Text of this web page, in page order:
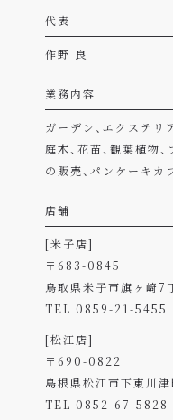
代表
作野 良
業務内容
ガーデン、エクステリ
庭木、花苗、観葉植物
の販売、 パンケーキカ
店舗
[米子店]
〒683-0845
鳥取県米子市旗ヶ崎7
TEL 0859-21-5455
[松江店]
〒690-0822
島根県松江市下東川
TEL 0852-67-5828